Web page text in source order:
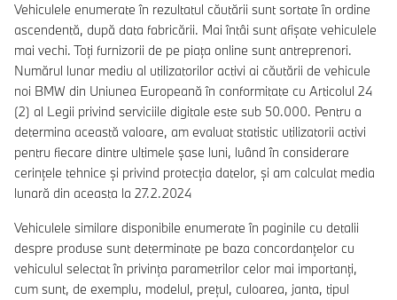
Vehiculele enumerate în rezultatul căutării sunt sortate în ordine
ascendentă, după data fabricării. Mai întâi sunt afișate vehiculele
mai vechi. Toți furnizorii de pe piața online sunt antreprenori.
Numărul lunar mediu al utilizatorilor activi ai căutării de vehicule
noi BMW din Uniunea Europeană în conformitate cu Articolul 24
(2) al Legii privind serviciile digitale este sub 50.000. Pentru a
determina această valoare, am evaluat statistic utilizatorii activi
pentru fiecare dintre ultimele șase luni, luând în considerare
cerințele tehnice și privind protecția datelor, și am calculat media
lunară din aceasta la 27.2.2024
Vehiculele similare disponibile enumerate în paginile cu detalii
despre produse sunt determinate pe baza concordanțelor cu
vehiculul selectat în privința parametrilor celor mai importanți,
cum sunt, de exemplu, modelul, prețul, culoarea, janta, tipul